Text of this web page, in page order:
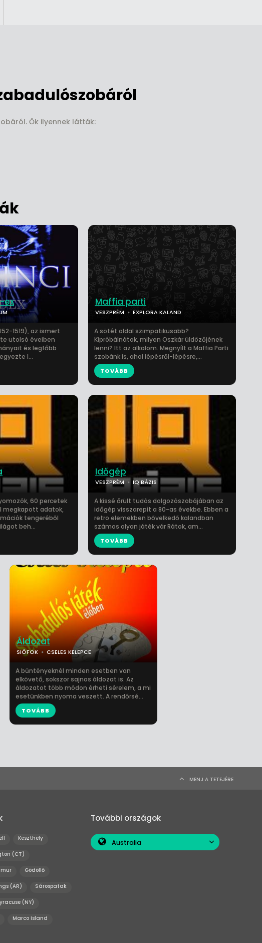
Ők ilyennek látták:
ex
1519), az ismert
utolsó éveiben
és legfőbb
l...
Maffia parti
VESZPRÉM EXPLORA KALAND
A sötét oldal szimpatikusabb?
Kipróbálnátok, milyen Oszkár üldözőjének
lenni? Itt az alkalom. Megnyílt a Maffia Parti
szobánk is, ahol lépésről-lépésre,...
TOVÁBB
60 percetek
megkapott adatok,
tengeréből
beh...
Időgép
VESZPRÉM IQ BÁZIS
A kissé őrült tudós dolgozószobájában az
időgép visszarepít a 80-as évekbe. Ebben a
retro elemekben bővelkedő kalandban
számos olyan játék vár Rátok, am...
TOVÁBB
Áldozat
SIÓFOK CSELES KELEPCE
A bűntényeknél minden esetben van
elkövető, sokszor sajnos áldozat is. Az
áldozatot több módon érheti sérelem, a mi
esetünkben nyoma veszett. A rendőrsé...
TOVÁBB
MENJ A TETEJÉRE
Keszthely
(CT)
Gödöllő
(AR) Sárospatak
(NY)
Marco Island
További országok
Australia